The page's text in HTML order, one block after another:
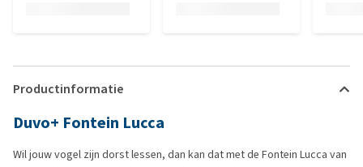
Productinformatie
Duvo+ Fontein Lucca
Wil jouw vogel zijn dorst lessen, dan kan dat met de Fontein Lucca van